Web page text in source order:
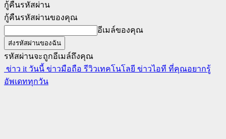
กู้คืนรหัสผ่าน
กู้คืนรหัสผ่านของคุณ
อีเมล์ของคุณ
รหัสผ่านจะถูกอีเมล์ถึงคุณ
ข่าว it วันนี้ ข่าวมือถือ รีวิวเทคโนโลยี ข่าวไอที ที่คุณอยากรู้
อัพเดททุกวัน